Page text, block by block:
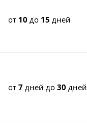
от 10 до 15 дней
от7 дней до30 дней